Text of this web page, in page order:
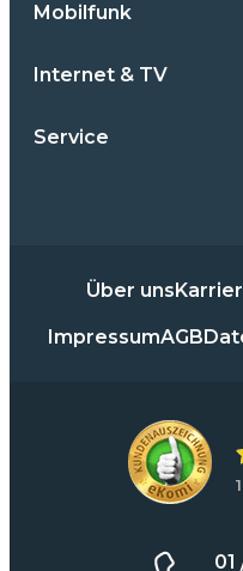
Mobilfunk
Internet & TV
Service
Über uns
ImpressumAGB